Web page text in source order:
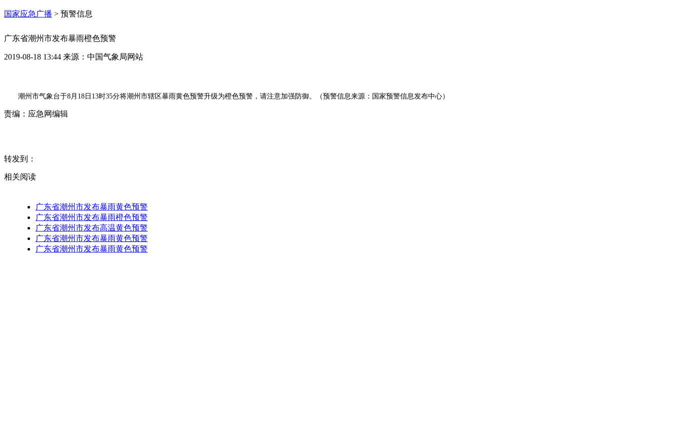
国家应急广播 > 预警信息
广东省潮州市发布暴雨橙色预警
2019-08-18 13:44 来源： 中国气象局网站
潮州市气象台于8月18日13时35分将潮州市辖区暴雨黄色预警升级为橙色预警，请注意加强防御。（预警信息来源：国家预警信息发布中心）
责编： 应急网编辑
转发到：
相关阅读
广东省潮州市发布暴雨黄色预警
广东省潮州市发布暴雨橙色预警
广东省潮州市发布高温黄色预警
广东省潮州市发布暴雨黄色预警
广东省潮州市发布暴雨黄色预警